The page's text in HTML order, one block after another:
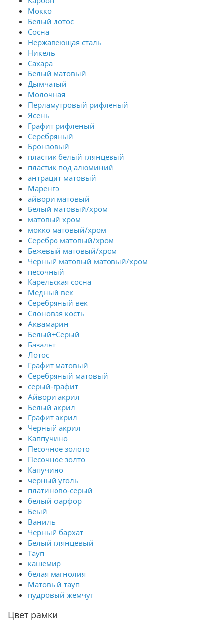
Мокко
Белый лотос
Сосна
Нержавеющая сталь
Никель
Сахара
Белый матовый
Дымчатый
Молочная
Перламутровый рифленый
Ясень
Графит рифленый
Серебряный
Бронзовый
пластик белый глянцевый
пластик под алюминий
антрацит матовый
Маренго
айвори матовый
Белый матовый/хром
матовый хром
мокко матовый/хром
Серебро матовый/хром
Бежевый матовый/хром
Черный матовый матовый/хром
песочный
Карельская сосна
Медный век
Серебряный век
Cлоновая кость
Аквамарин
Белый+Серый
Базальт
Лотос
Графит матовый
Серебряный матовый
серый-графит
Айвори акрил
Белый акрил
Графит акрил
Черный акрил
Каппучино
Песочное золото
Песочное золто
Капучино
черный уголь
платиново-серый
белый фарфор
Беый
Ваниль
Черный бархат
Белый глянцевый
Тауп
кашемир
белая магнолия
Матовый тауп
пудровый жемчуг
Цвет рамки